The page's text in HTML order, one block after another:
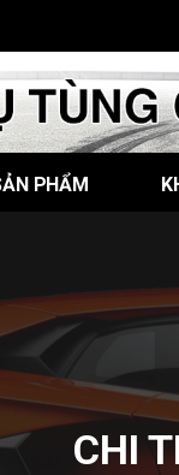
PHẨM
CHI